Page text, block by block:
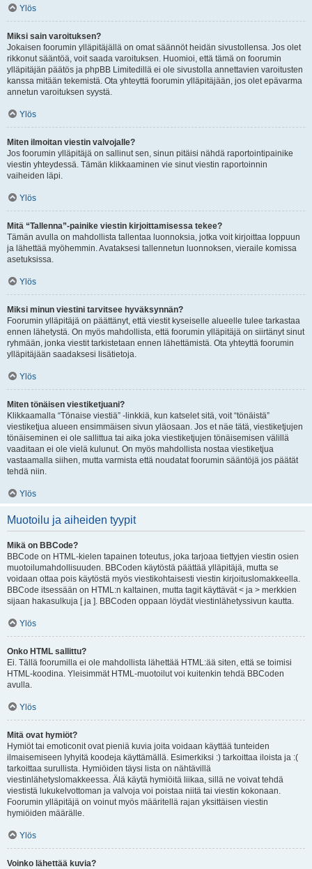
Ylös
Miksi sain varoituksen?
Jokaisen foorumin ylläpitäjällä on omat säännöt heidän sivustollensa. Jos olet
rikkonut sääntöä, voit saada varoituksen. Huomioi, että tämä on foorumin
ylläpitäjän päätös ja phpBB Limitedillä ei ole sivustolla annettavien varoitusten
kanssa mitään tekemistä. Ota yhteyttä foorumin ylläpitäjään, jos olet epävarma
annetun varoituksen syystä.
Ylös
Miten ilmoitan viestin valvojalle?
Jos foorumin ylläpitäjä on sallinut sen, sinun pitäisi nähdä raportointipainike
viestin yhteydessä. Tämän klikkaaminen vie sinut viestin raportoinnin
vaiheiden läpi.
Ylös
Mitä “Tallenna”-painike viestin kirjoittamisessa tekee?
Tämän avulla on mahdollista tallentaa luonnoksia, jotka voit kirjoittaa loppuun
ja lähettää myöhemmin. Avataksesi tallennetun luonnoksen, vieraile komissa
asetuksissa.
Ylös
Miksi minun viestini tarvitsee hyväksynnän?
Foorumin ylläpitäjä on päättänyt, että viestit kyseiselle alueelle tulee tarkastaa
ennen lähetystä. On myös mahdollista, että foorumin ylläpitäjä on siirtänyt sinut
ryhmään, jonka viestit tarkistetaan ennen lähettämistä. Ota yhteyttä foorumin
ylläpitäjään saadaksesi lisätietoja.
Ylös
Miten tönäisen viestiketjuani?
Klikkaamalla “Tönaise viestiä” -linkkiä, kun katselet sitä, voit “tönäistä”
viestiketjua alueen ensimmäisen sivun yläosaan. Jos et näe tätä, viestiketjujen
tönäiseminen ei ole sallittua tai aika joka viestiketjujen tönäisemisen välillä
vaaditaan ei ole vielä kulunut. On myös mahdollista nostaa viestiketjua
vastaamalla siihen, mutta varmista että noudatat foorumin sääntöjä jos päätät
tehdä niin.
Ylös
Muotoilu ja aiheiden tyypit
Mikä on BBCode?
BBCode on HTML-kielen tapainen toteutus, joka tarjoaa tiettyjen viestin osien
muotoilumahdollisuuden. BBCoden käytöstä päättää ylläpitäjä, mutta se
voidaan ottaa pois käytöstä myös viestikohtaisesti viestin kirjoituslomakkeella.
BBCode itsessään on HTML:n kaltainen, mutta tagit käyttävät < ja > merkkien
sijaan hakasulkuja [ ja ]. BBCoden oppaan löydät viestinlähetyssivun kautta.
Ylös
Onko HTML sallittu?
Ei. Tällä foorumilla ei ole mahdollista lähettää HTML:ää siten, että se toimisi
HTML-koodina. Yleisimmät HTML-muotoilut voi kuitenkin tehdä BBCoden
avulla.
Ylös
Mitä ovat hymiöt?
Hymiöt tai emoticonit ovat pieniä kuvia joita voidaan käyttää tunteiden
ilmaisemiseen lyhyitä koodeja käyttämällä. Esimerkiksi :) tarkoittaa iloista ja :(
tarkoittaa surullista. Hymiöiden täysi lista on nähtävillä
viestinlähetyslomakkeessa. Älä käytä hymiöitä liikaa, sillä ne voivat tehdä
viestistä lukukelvottoman ja valvoja voi poistaa niitä tai viestin kokonaan.
Foorumin ylläpitäjä on voinut myös määritellä rajan yksittäisen viestin
hymiöiden määrälle.
Ylös
Voinko lähettää kuvia?